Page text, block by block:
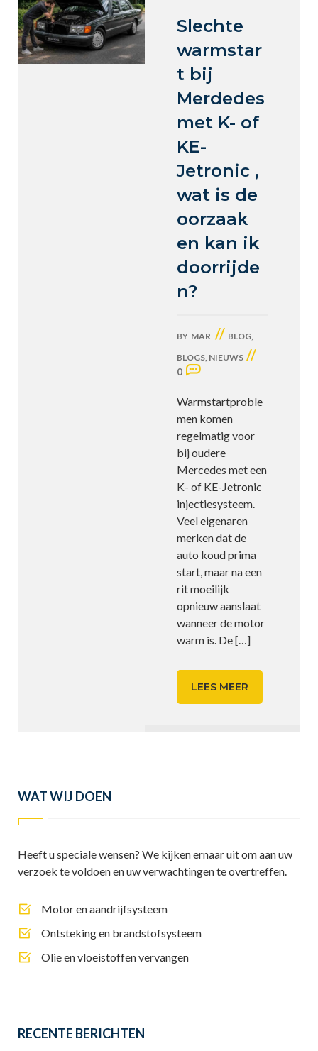
Slechte
warmstar
t bij
Merdedes
met K- of
KE-
Jetronic ,
wat is de
oorzaak
en kan ik
doorrijde
n?
BY MAR // BLOG,
BLOGS, NIEUWS //
0
Warmstartproble
men komen
regelmatig voor
bij oudere
Mercedes met een
K- of KE-Jetronic
injectiesysteem.
Veel eigenaren
merken dat de
auto koud prima
start, maar na een
rit moeilijk
opnieuw aanslaat
wanneer de motor
warm is. De[…]
LEES MEER
WAT WIJ DOEN
Heeft u speciale wensen? We kijken ernaar uit om aan uw
verzoek te voldoen en uw verwachtingen te overtreffen.
Motor en aandrijfsysteem
Ontsteking en brandstofsysteem
Olie en vloeistoffen vervangen
RECENTE BERICHTEN